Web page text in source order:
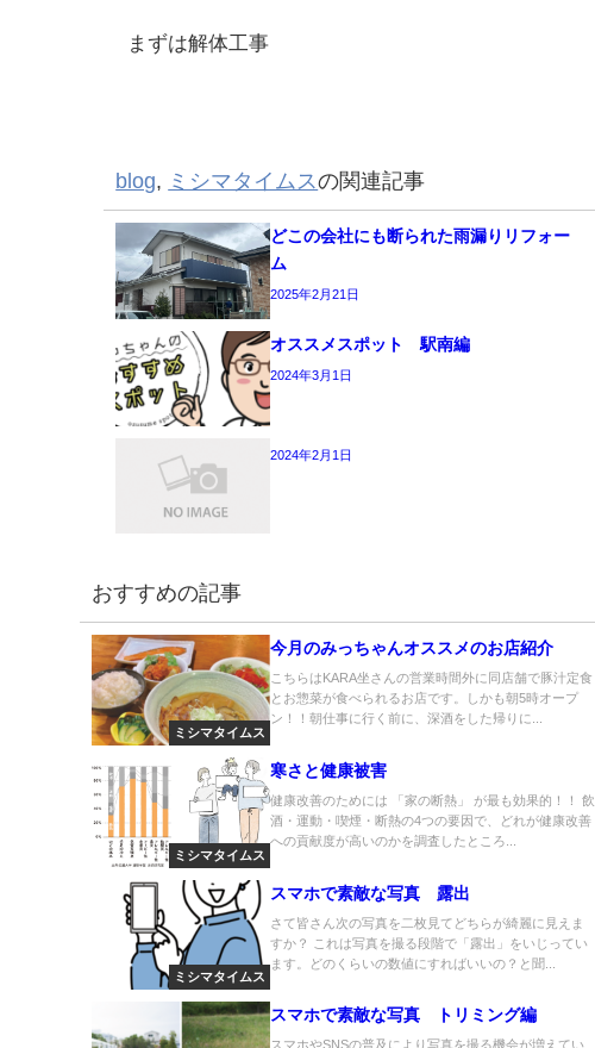
まずは解体工事
blog, ミシマタイムスの関連記事
どこの会社にも断られた雨漏りリフォー
ム
2025年2月21日
オススメスポット 駅南編
2024年3月1日
2024年2月1日
おすすめの記事
ミシマタイムス
今月のみっちゃんオススメのお店紹介
こちらはKARA坐さんの営業時間外に同店舗で豚汁定食
とお惣菜が食べられるお店です。しかも朝5時オープ
ン！！朝仕事に行く前に、深酒をした帰りに...
ミシマタイムス
寒さと健康被害
健康改善のためには 「家の断熱」 が最も効果的！！ 飲
酒・運動・喫煙・断熱の4つの要因で、どれが健康改善
への貢献度が高いのかを調査したところ...
ミシマタイムス
スマホで素敵な写真 露出
さて皆さん次の写真を二枚見てどちらが綺麗に見えま
すか？ これは写真を撮る段階で「露出」をいじってい
ます。どのくらいの数値にすればいいの？と聞...
スマホで素敵な写真 トリミング編
スマホやSNSの普及により写真を撮る機会が増えてい